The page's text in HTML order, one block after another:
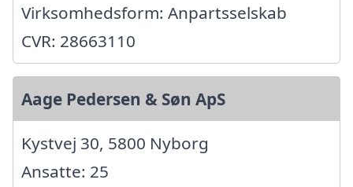
Virksomhedsform: Anpartsselskab
CVR: 28663110
Aage Pedersen & Søn ApS
Kystvej 30, 5800 Nyborg
Ansatte: 25